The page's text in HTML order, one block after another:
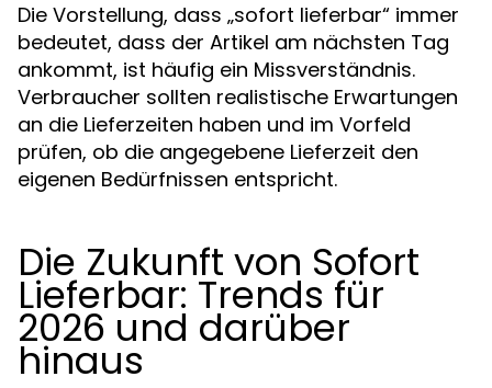
Die Vorstellung, dass „sofort lieferbar“ immer
bedeutet, dass der Artikel am nächsten Tag
ankommt, ist häufig ein Missverständnis.
Verbraucher sollten realistische Erwartungen
an die Lieferzeiten haben und im Vorfeld
prüfen, ob die angegebene Lieferzeit den
eigenen Bedürfnissen entspricht.
Die Zukunft von Sofort
Lieferbar: Trends für
2026 und darüber
hinaus